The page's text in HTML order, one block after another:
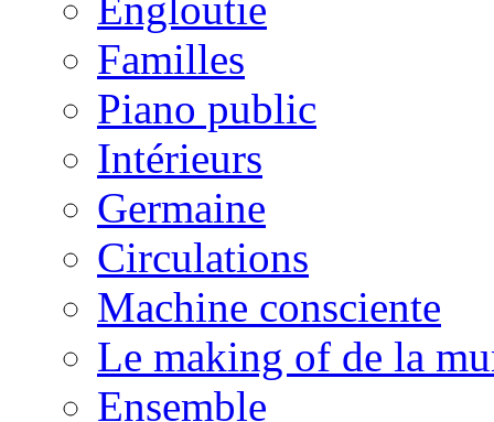
Engloutie
Familles
Piano public
Intérieurs
Germaine
Circulations
Machine consciente
Le making of de la
Ensemble